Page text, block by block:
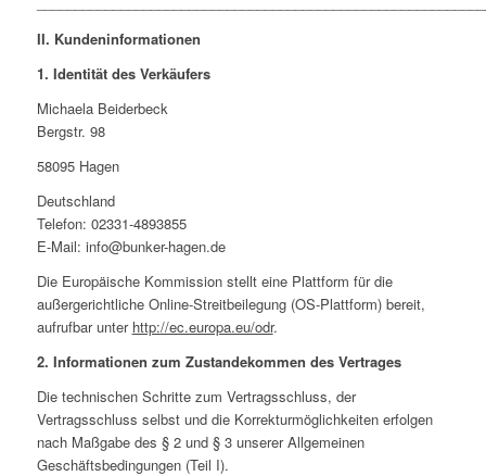
II. Kundeninformationen
1. Identität des Verkäufers
Michaela Beiderbeck
Bergstr. 98
58095 Hagen
Deutschland
Telefon: 02331-4893855
E-Mail: info@bunker-hagen.de
Die Europäische Kommission stellt eine Plattform für die
außergerichtliche Online-Streitbeilegung (OS-Plattform) bereit,
aufrufbar unter http://ec.europa.eu/odr.
2. Informationen zum Zustandekommen des Vertrages
Die technischen Schritte zum Vertragsschluss, der
Vertragsschluss selbst und die Korrekturmöglichkeiten erfolgen
nach Maßgabe des § 2 und § 3 unserer Allgemeinen
Geschäftsbedingungen (Teil I).